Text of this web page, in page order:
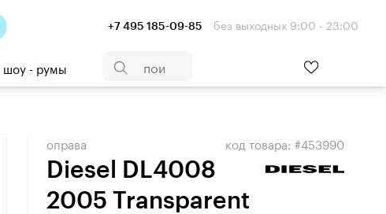
+7 495 185-09-85 без выходных 9:00 - 23:00
шоу - румы
оправа
Diesel DL4008
2005 Transparent
код товара: #453990